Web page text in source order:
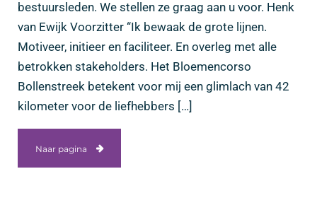
bestuursleden. We stellen ze graag aan u voor. Henk
van Ewijk Voorzitter “Ik bewaak de grote lijnen.
Motiveer, initieer en faciliteer. En overleg met alle
betrokken stakeholders. Het Bloemencorso
Bollenstreek betekent voor mij een glimlach van 42
kilometer voor de liefhebbers […]
Naar pagina